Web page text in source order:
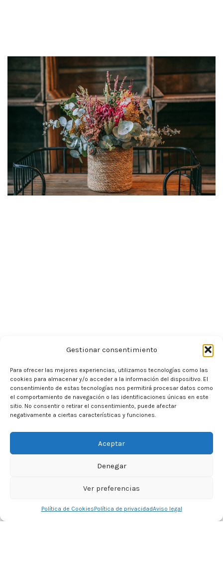
Gestionar consentimiento
Para ofrecer las mejores experiencias, utilizamos tecnologías como las
cookies para almacenar y/o acceder a la información del dispositivo. El
consentimiento de estas tecnologías nos permitirá procesar datos como
el comportamiento de navegación o las identificaciones únicas en este
sitio. No consentir o retirar el consentimiento, puede afectar
negativamente a ciertas características y funciones.
Aceptar
Denegar
Ver preferencias
Política de CookiesPolítica de privacidadAviso legal
Lista de deseos Carrito Mi cuenta